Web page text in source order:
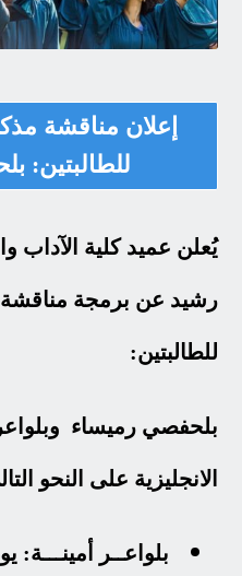
إعلان مناقشة
للطالبتين:
يُعلن عميد كلية الآداب
رشيد عن برمجة مناقشة
للطالبتين:
بلحفصي رميساء
الانجليزية على النحو